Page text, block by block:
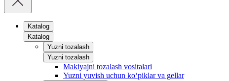
Katalog
Katalog
Yuzni tozalash
Yuzni tozalash
Makiyajni tozalash vositalari
Yuzni yuvish uchun ko‘piklar va gellar